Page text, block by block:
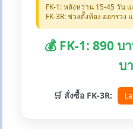
FK-1: หลังหว่าน 15-45 วัน
FK-3R: ช่วงตั้งท้อง ออกรว
💰 FK-1: 890 บ
บ
🛒 สั่งซื้อ FK-3R: